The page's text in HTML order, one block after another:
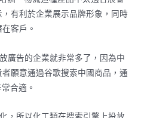
有利於企業展示品牌形象，同時
客戶。
廣告的企業就非常多了，因為中
願意通過谷歌搜索中國商品，通
合適。